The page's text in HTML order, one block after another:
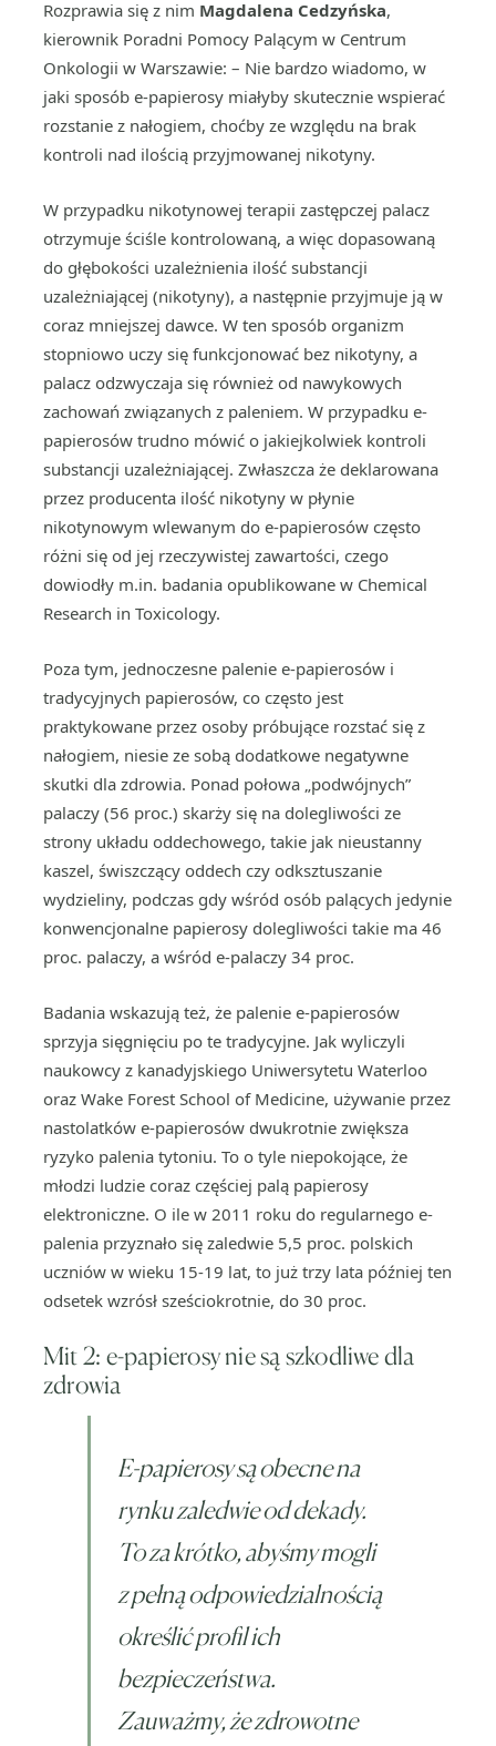
Rozprawia się z nim Magdalena Cedzyńska,
kierownik Poradni Pomocy Palącym w Centrum
Onkologii w Warszawie: – Nie bardzo wiadomo, w
jaki sposób e-papierosy miałyby skutecznie wspierać
rozstanie z nałogiem, choćby ze względu na brak
kontroli nad ilością przyjmowanej nikotyny.
W przypadku nikotynowej terapii zastępczej palacz
otrzymuje ściśle kontrolowaną, a więc dopasowaną
do głębokości uzależnienia ilość substancji
uzależniającej (nikotyny), a następnie przyjmuje ją w
coraz mniejszej dawce. W ten sposób organizm
stopniowo uczy się funkcjonować bez nikotyny, a
palacz odzwyczaja się również od nawykowych
zachowań związanych z paleniem. W przypadku e-
papierosów trudno mówić o jakiejkolwiek kontroli
substancji uzależniającej. Zwłaszcza że deklarowana
przez producenta ilość nikotyny w płynie
nikotynowym wlewanym do e-papierosów często
różni się od jej rzeczywistej zawartości, czego
dowiodły m.in. badania opublikowane w Chemical
Research in Toxicology.
Poza tym, jednoczesne palenie e-papierosów i
tradycyjnych papierosów, co często jest
praktykowane przez osoby próbujące rozstać się z
nałogiem, niesie ze sobą dodatkowe negatywne
skutki dla zdrowia. Ponad połowa „podwójnych”
palaczy (56 proc.) skarży się na dolegliwości ze
strony układu oddechowego, takie jak nieustanny
kaszel, świszczący oddech czy odksztuszanie
wydzieliny, podczas gdy wśród osób palących jedynie
konwencjonalne papierosy dolegliwości takie ma 46
proc. palaczy, a wśród e-palaczy 34 proc.
Badania wskazują też, że palenie e-papierosów
sprzyja sięgnięciu po te tradycyjne. Jak wyliczyli
naukowcy z kanadyjskiego Uniwersytetu Waterloo
oraz Wake Forest School of Medicine, używanie przez
nastolatków e-papierosów dwukrotnie zwiększa
ryzyko palenia tytoniu. To o tyle niepokojące, że
młodzi ludzie coraz częściej palą papierosy
elektroniczne. O ile w 2011 roku do regularnego e-
palenia przyznało się zaledwie 5,5 proc. polskich
uczniów w wieku 15-19 lat, to już trzy lata później ten
odsetek wzrósł sześciokrotnie, do 30 proc.
Mit 2: e-papierosy nie są szkodliwe dla
zdrowia
E-papierosy są obecne na
rynku zaledwie od dekady.
To za krótko, abyśmy mogli
z pełną odpowiedzialnością
określić profil ich
bezpieczeństwa.
Zauważmy, że zdrowotne